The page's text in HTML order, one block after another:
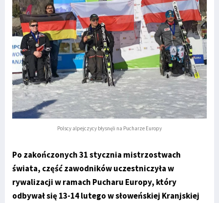
Polscy alpejczycy błysnęli na Pucharze Europy
Po zakończonych 31 stycznia mistrzostwach
świata, część zawodników uczestniczyła w
rywalizacji w ramach Pucharu Europy, który
odbywał się 13-14 lutego w słoweńskiej Kranjskiej